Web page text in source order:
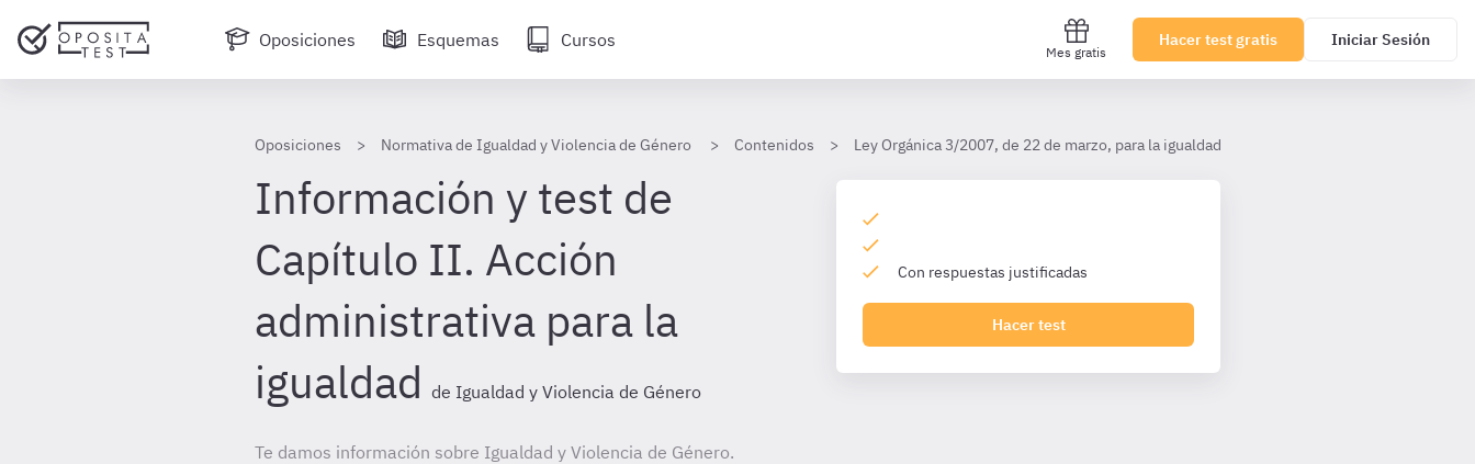
Oposiciones Esquemas Cursos
Mes gratis
Hacer test gratis Iniciar Sesión
Oposiciones Normativa de Igualdad y Violencia de Género Contenidos Ley Orgánica 3/2007, de 22 de marzo, para la igualdad efectiva de mujeres y hombres
Información y test de
Capítulo II. Acción
administrativa para la
igualdad de Igualdad y Violencia de Género
Te damos información sobre Igualdad y Violencia de Género.
Con respuestas justificadas
Hacer test